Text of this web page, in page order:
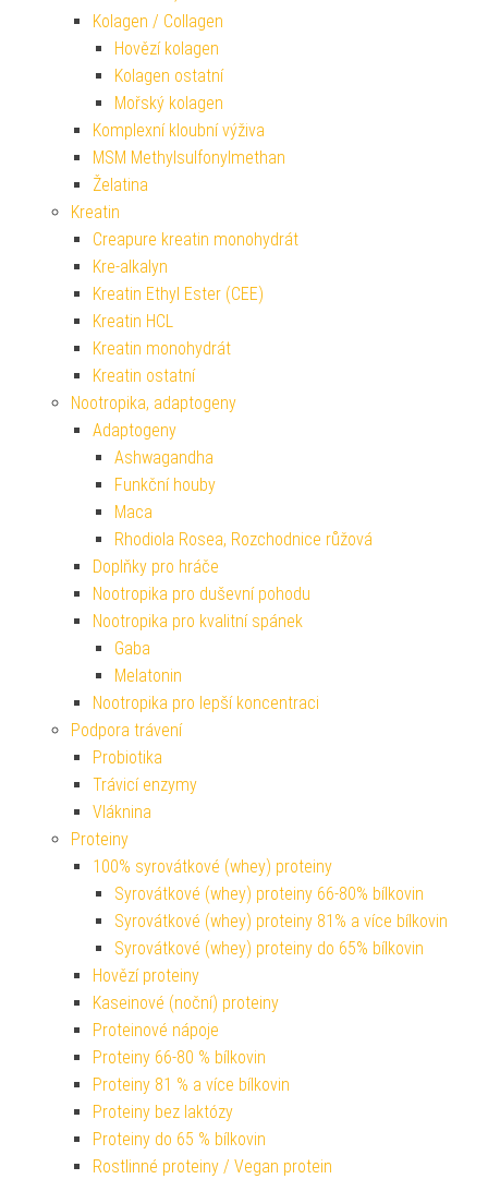
Kolagen / Collagen
Hovězí kolagen
Kolagen ostatní
Mořský kolagen
Komplexní kloubní výživa
MSM Methylsulfonylmethan
Želatina
Kreatin
Creapure kreatin monohydrát
Kre-alkalyn
Kreatin Ethyl Ester (CEE)
Kreatin HCL
Kreatin monohydrát
Kreatin ostatní
Nootropika, adaptogeny
Adaptogeny
Ashwagandha
Funkční houby
Maca
Rhodiola Rosea, Rozchodnice růžová
Doplňky pro hráče
Nootropika pro duševní pohodu
Nootropika pro kvalitní spánek
Gaba
Melatonin
Nootropika pro lepší koncentraci
Podpora trávení
Probiotika
Trávicí enzymy
Vláknina
Proteiny
100% syrovátkové (whey) proteiny
Syrovátkové (whey) proteiny 66-80% bílkovin
Syrovátkové (whey) proteiny 81% a více bílkovin
Syrovátkové (whey) proteiny do 65% bílkovin
Hovězí proteiny
Kaseinové (noční) proteiny
Proteinové nápoje
Proteiny 66-80 % bílkovin
Proteiny 81 % a více bílkovin
Proteiny bez laktózy
Proteiny do 65 % bílkovin
Rostlinné proteiny / Vegan protein